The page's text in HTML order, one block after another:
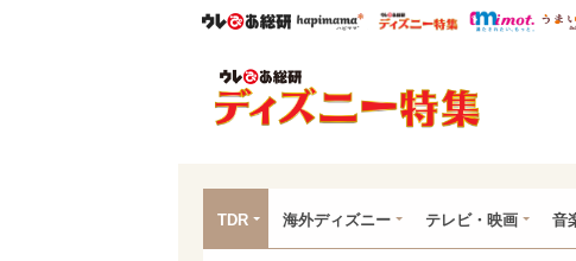
ウレぴあ総研ハピママ* ウレぴあ総
TDR 海外ディズニー テレビ・映画 音